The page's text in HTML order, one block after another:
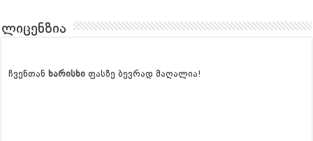
ლიცენზია
ჩვენთანხარისხი ფასზე ბევრად მაღალია!